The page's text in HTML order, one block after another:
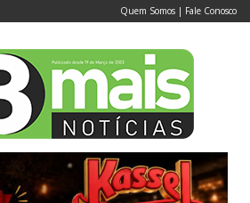
Quem Somos | Fale Conosco